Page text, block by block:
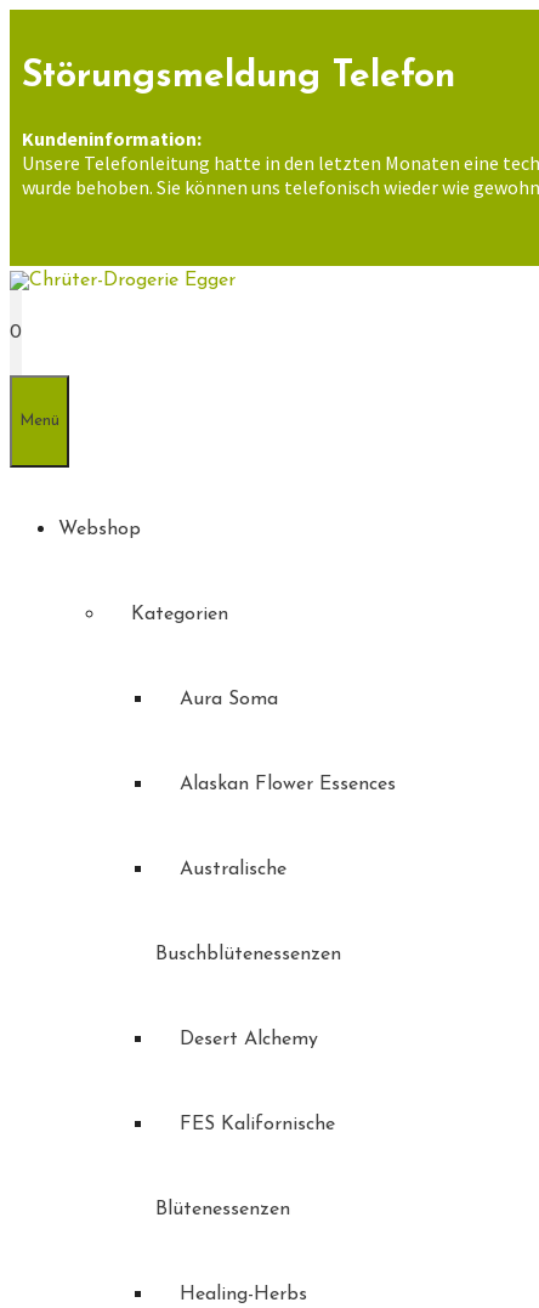
springen
Störungsmeldung Telefon
Kundeninformation:
Unsere Telefonleitung hatte in den letzten Monaten eine
wurde behoben. Sie können uns telefonisch wieder wie
0
Menü
Webshop
Kategorien
Aura Soma
Alaskan Flower Essences
Australische
Buschblütenessenzen
Desert Alchemy
FES Kalifornische
Blütenessenzen
Healing-Herbs